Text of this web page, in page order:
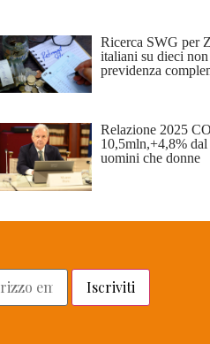
Ricerca SWG per
italiani su dieci
previdenza
Relazione 2025
10,5mln,+4,8%
uomini che donne